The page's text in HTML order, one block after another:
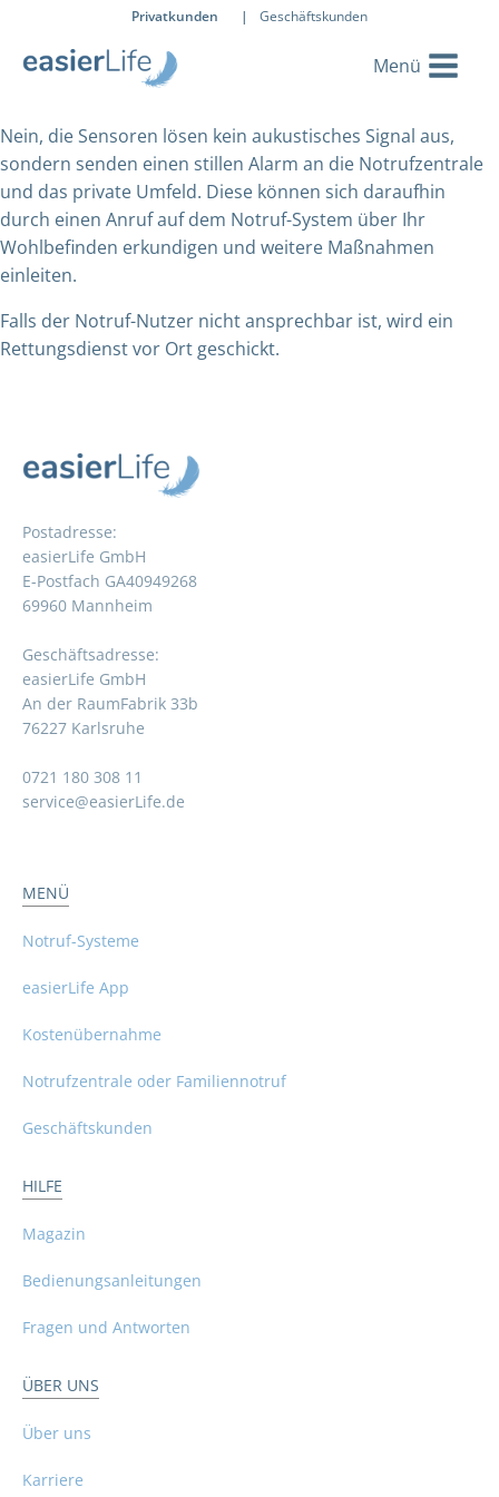
Privatkunden | Geschäftskunden
Nein, die Sensoren lösen kein aukustisches Signal aus,
sondern senden einen stillen Alarm an die Notrufzentrale
und das private Umfeld. Diese können sich daraufhin
durch einen Anruf auf dem Notruf-System über Ihr
Wohlbefinden erkundigen und weitere Maßnahmen
einleiten.
Falls der Notruf-Nutzer nicht ansprechbar ist, wird ein
Rettungsdienst vor Ort geschickt.
Postadresse:
easierLife GmbH
E-Postfach GA40949268
69960 Mannheim
Geschäftsadresse:
easierLife GmbH
An der RaumFabrik 33b
76227 Karlsruhe
0721 180 308 11
service@easierLife.de
MENÜ
Notruf-Systeme
easierLife App
Kostenübernahme
Notrufzentrale oder Familiennotruf
Geschäftskunden
HILFE
Magazin
Bedienungsanleitungen
Fragen und Antworten
ÜBER UNS
Über uns
Karriere